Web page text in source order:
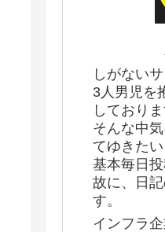
しがない
3人男児を
しておりま
そんな中
てゆきたい
基本毎日投
故に、日
す。
インフラ